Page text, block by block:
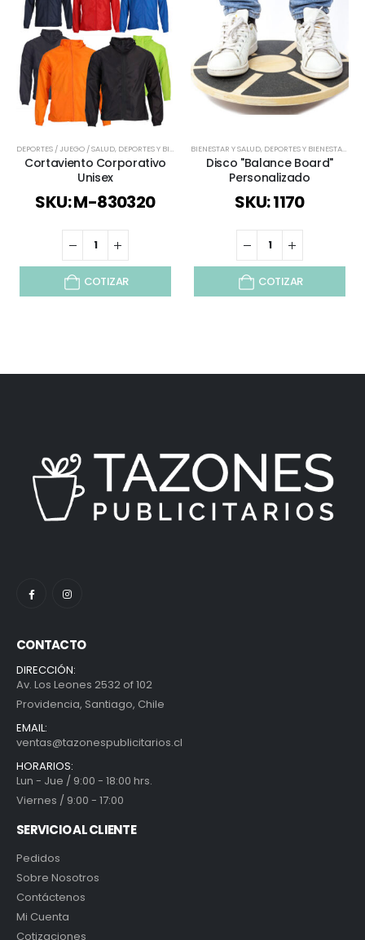
DEPORTES / JUEGO / SALUD, DEPORTES Y BIENESTAR ,FIESTAS,INVIERNO,PARKAS Y CHAQUETAS
Cortaviento Corporativo
Unisex
SKU: M-830320
COTIZAR
BIENESTAR Y SALUD, DEPORTES Y BIENESTAR
Disco "Balance Board"
Personalizado
SKU: 1170
COTIZAR
CONTACTO
DIRECCIÓN:
Av. Los Leones 2532 of 102
Providencia, Santiago, Chile
EMAIL:
ventas@tazonespublicitarios.cl
HORARIOS:
Lun - Jue / 9:00 - 18:00 hrs.
Viernes / 9:00 - 17:00
SERVICIO AL CLIENTE
Pedidos
Sobre Nosotros
Contáctenos
Mi Cuenta
Cotizaciones